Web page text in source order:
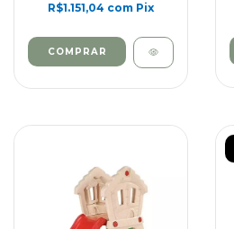
R$1.151,04 com Pix